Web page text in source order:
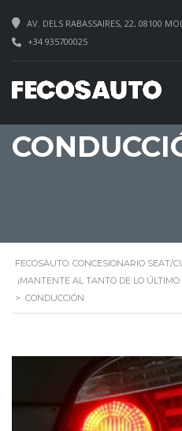
AV. DELS RABASSAIRES, 22, 08100
+34 935700025
FECOSAUTO: CONCESIONARIO SEAT/
¡MANTENTE AL TANTO DE LO
> CONDUCCIÓN